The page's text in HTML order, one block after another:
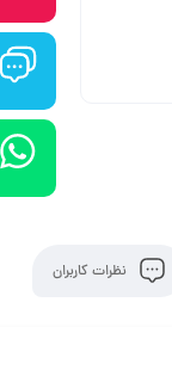
نظرات کاربران